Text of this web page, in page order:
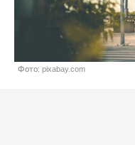
Фото: pixabay.com